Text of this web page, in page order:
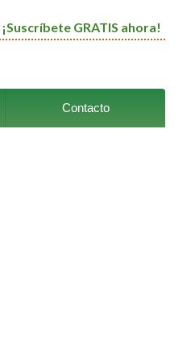
¡Suscríbete GRATIS ahora!
Contacto